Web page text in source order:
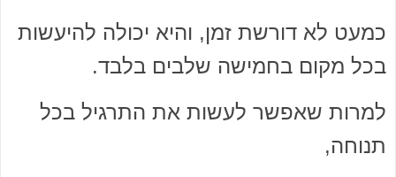
כמעט לא דורשת זמן, והיא יכולה להיעשות
בכל מקום בחמישה שלבים בלבד.
למרות שאפשר לעשות את התרגיל בכל
תנוחה,